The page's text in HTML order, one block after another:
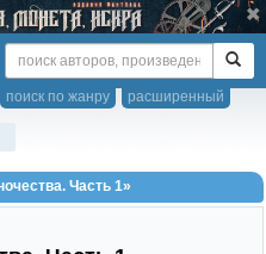
расширенный
поиск по жанру
Часть 1»